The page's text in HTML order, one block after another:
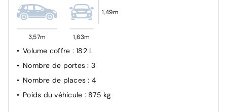
3,57m 1,63m
1,49m
Volume coffre : 182 L
Nombre de portes: 3
Nombre de places: 4
Poids du véhicule : 875 kg